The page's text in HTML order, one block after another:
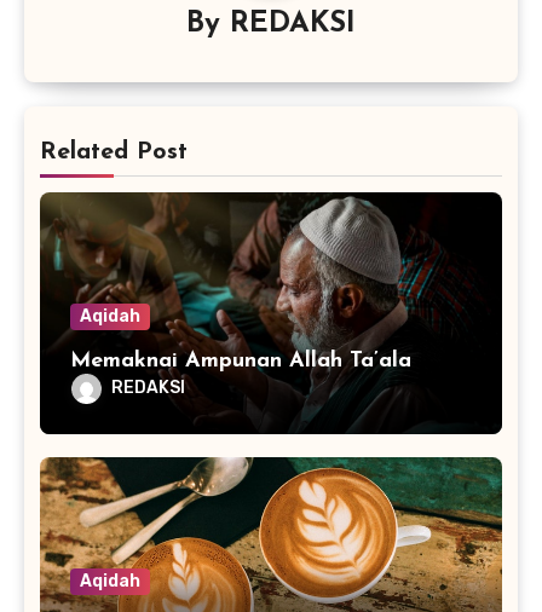
By REDAKSI
Related Post
Aqidah
Memaknai Ampunan Allah Ta’ala
REDAKSI
Aqidah